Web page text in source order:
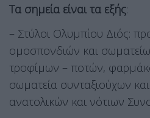
Τα σημεία είναι τα εξής:
– Στύλοι Ολυμπίου Διός:
ομοσπονδιών και
τροφίμων – ποτών,
σωματεία συνταξιούχων
ανατολικών και νότιων